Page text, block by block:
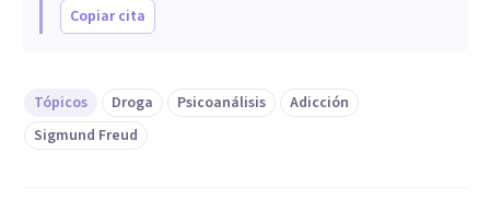
Copiar cita
Tópicos Droga Psicoanálisis
Adicción
Sigmund Freud